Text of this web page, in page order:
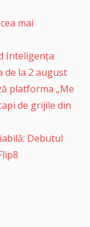
mai
Inteligența
de la 2 august
platforma „Me
de grijile din
Debutul